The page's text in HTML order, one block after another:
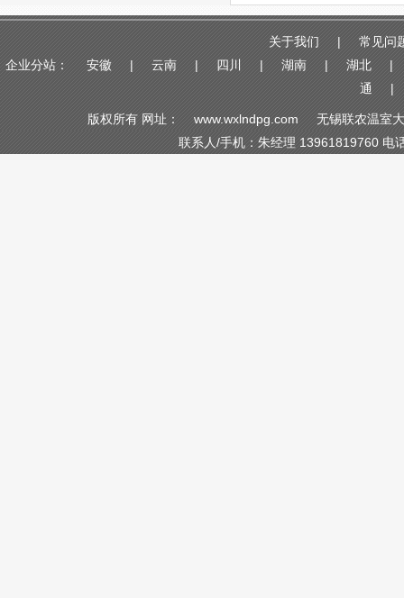
关于我们 |
常见问
企业分站：
安徽 | 云南 | 四川 | 湖南 | 湖北
|
通
|
版权所有 网址： www.wxlndpg.com
无锡联农温室
联系人/手机：朱经理 13961819760